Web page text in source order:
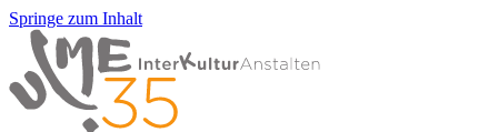
Springe zum Inhalt